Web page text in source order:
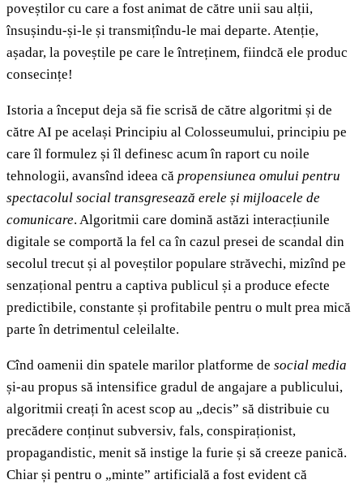
poveștilor cu care a fost animat de către unii sau alții,
însușindu-și-le și transmițîndu-le mai departe. Atenție,
așadar, la poveștile pe care le întreținem, fiindcă ele produc
consecințe!
Istoria a început deja să fie scrisă de către algoritmi și de
către AI pe același Principiu al Colosseumului, principiu pe
care îl formulez și îl definesc acum în raport cu noile
tehnologii, avansînd ideea că propensiunea omului pentru
spectacolul social transgresează erele și mijloacele de
comunicare. Algoritmii care domină astăzi interacțiunile
digitale se comportă la fel ca în cazul presei de scandal din
secolul trecut și al poveștilor populare străvechi, mizînd pe
senzațional pentru a captiva publicul și a produce efecte
predictibile, constante și profitabile pentru o mult prea mică
parte în detrimentul celeilalte.
Cînd oamenii din spatele marilor platforme de social media
și-au propus să intensifice gradul de angajare a publicului,
algoritmii creați în acest scop au „decis” să distribuie cu
precădere conținut subversiv, fals, conspiraționist,
propagandistic, menit să instige la furie și să creeze panică.
Chiar și pentru o „minte” artificială a fost evident că